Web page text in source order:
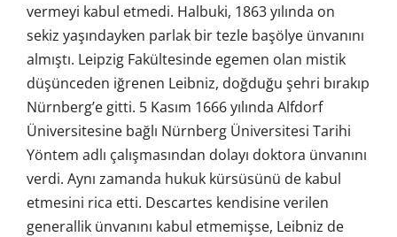
vermeyi kabul etmedi. Halbuki, 1863 yılında on
sekiz yaşındayken parlak bir tezle başölye ünvanını
almıştı. Leipzig Fakültesinde egemen olan mistik
düşünceden iğrenen Leibniz, doğduğu şehri bırakıp
Nürnberg’e gitti. 5 Kasım 1666 yılında Alfdorf
Üniversitesine bağlı Nürnberg Üniversitesi Tarihi
Yöntem adlı çalışmasından dolayı doktora ünvanını
verdi. Aynı zamanda hukuk kürsüsünü de kabul
etmesini rica etti. Descartes kendisine verilen
generallik ünvanını kabul etmemişse, Leibniz de